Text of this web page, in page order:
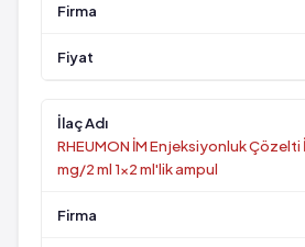
RHEUMON İM Enjeksiyonluk
mg/2 ml 1x2 ml'lik ampul